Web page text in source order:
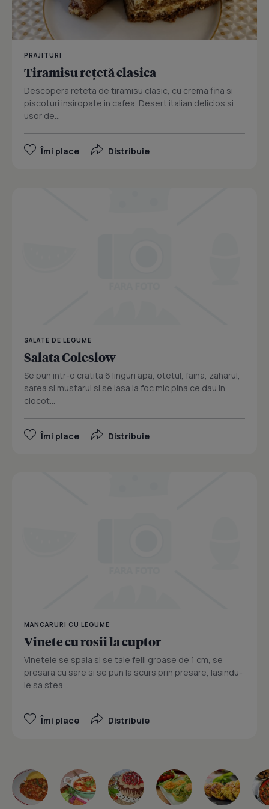
PRAJITURI
Tiramisu reţetă clasica
Descopera reteta de tiramisu clasic, cu crema fina si
piscoturi insiropate in cafea. Desert italian delicios si
usor de...
Îmi place Distribuie
SALATE DE LEGUME
Salata Coleslow
Se pun intr-o cratita 6 linguri apa, otetul, faina, zaharul,
sarea si mustarul si se lasa la foc mic pina ce dau in
clocot...
Îmi place Distribuie
MANCARURI CU LEGUME
Vinete cu rosii la cuptor
Vinetele se spala si se taie felii groase de 1 cm, se
presara cu sare si se pun la scurs prin presare, lasindu-
le sa stea...
Îmi place Distribuie